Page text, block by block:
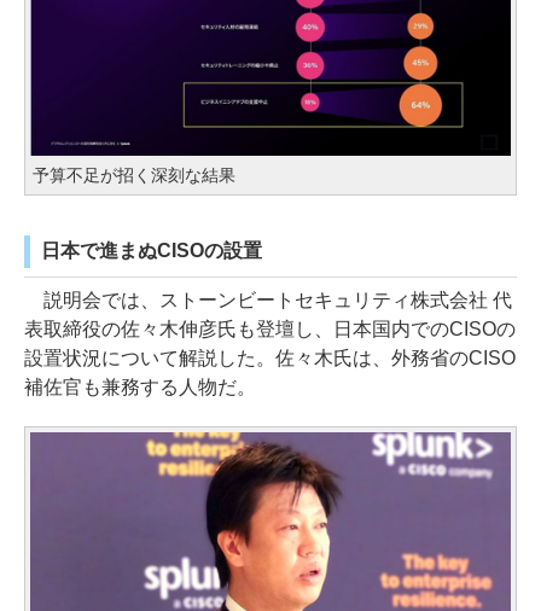
予算不足が招く深刻な結果
日本で進まぬCISOの設置
説明会では、ストーンビートセキュリティ株式会社 代
表取締役の佐々木伸彦氏も登壇し、日本国内でのCISOの
設置状況について解説した。佐々木氏は、外務省のCISO
補佐官も兼務する人物だ。